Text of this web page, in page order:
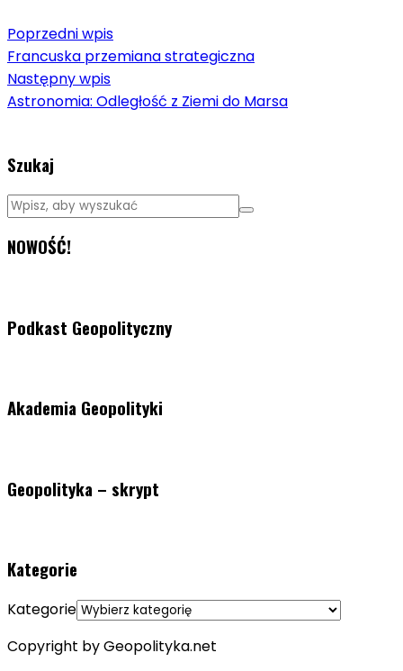
Poprzedni wpis
Francuska przemiana strategiczna
Następny wpis
Astronomia: Odległość z Ziemi do Marsa
Szukaj
NOWOŚĆ!
Podkast Geopolityczny
Akademia Geopolityki
Geopolityka – skrypt
Kategorie
Kategorie
Copyright by Geopolityka.net